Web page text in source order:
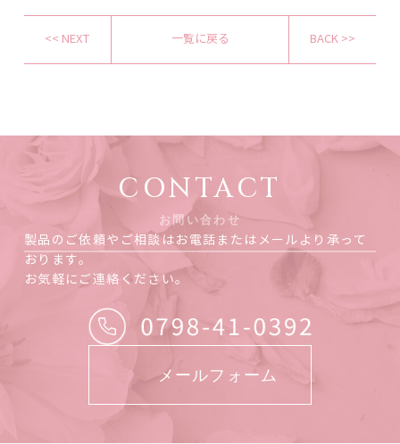
<< NEXT 一覧に戻る BACK >>
CONTACT
お問い合わせ
製品のご依頼やご相談はお電話またはメールより承って
おります。
お気軽にご連絡ください。
メールフォーム